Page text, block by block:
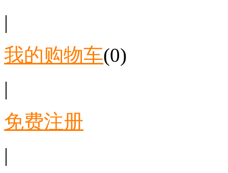
|
我的购物车(0)
|
免费注册
|